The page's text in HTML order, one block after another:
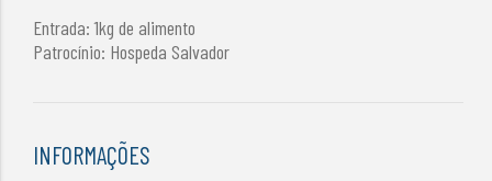
Entrada: 1kg de alimento
Patrocínio: Hospeda Salvador
INFORMAÇÕES